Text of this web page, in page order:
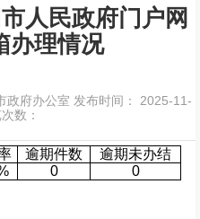
人民政府门户网
办理情况
政府办公室 发布时间： 2025-11-
数：
逾期件数
逾期未办结
0 0